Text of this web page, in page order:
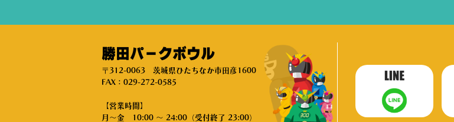
勝田パークボウル
〒312-0063 茨城県ひたちなか市田彦1600
FAX：029-272-0585
【営業時間】
月～金 10:00 ～ 24:00（受付終了 23:00）